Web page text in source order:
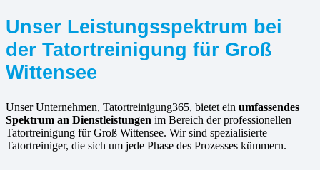
Unser Leistungsspektrum bei
der Tatortreinigung für Groß
Wittensee
Unser Unternehmen, Tatortreinigung365, bietet ein umfassendes
Spektrum an Dienstleistungen im Bereich der professionellen
Tatortreinigung für Groß Wittensee. Wir sind spezialisierte
Tatortreiniger, die sich um jede Phase des Prozesses kümmern.